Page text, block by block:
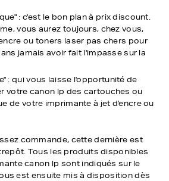
: c'est le bon plan à prix discount.
vous aurez toujours, chez vous,
ou toners laser pas chers pour
jamais avoir fait l'impasse sur la
: qui vous laisse l'opportunité de
votre canon lp des cartouches ou
de votre imprimante à jet d'encre ou
commande, cette dernière est
Tous les produits disponibles
canon lp sont indiqués sur le
est ensuite mis à disposition dès